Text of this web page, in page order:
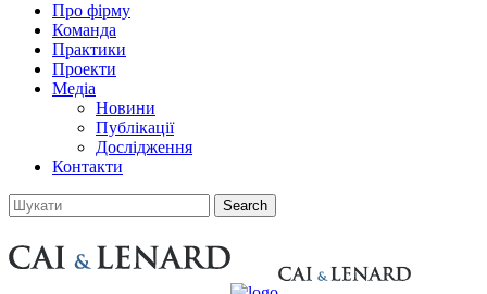
Про фірму
Команда
Практики
Проекти
Медіа
Новини
Публікації
Дослідження
Контакти